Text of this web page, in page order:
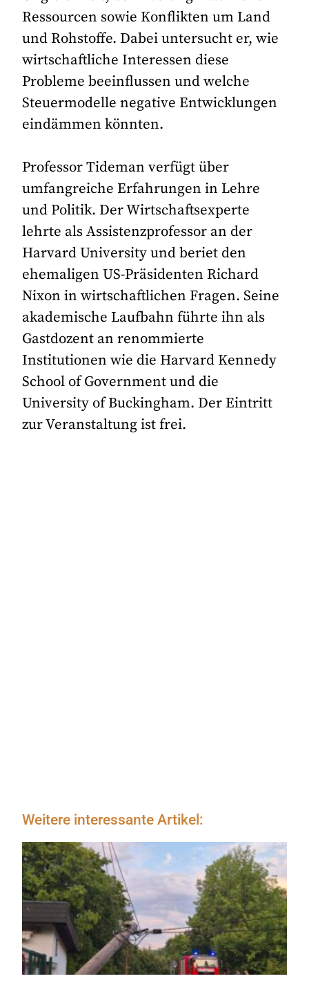
Ressourcen sowie Konflikten um Land
und Rohstoffe. Dabei untersucht er, wie
wirtschaftliche Interessen diese
Probleme beeinflussen und welche
Steuermodelle negative Entwicklungen
eindämmen könnten.
Professor Tideman verfügt über
umfangreiche Erfahrungen in Lehre
und Politik. Der Wirtschaftsexperte
lehrte als Assistenzprofessor an der
Harvard University und beriet den
ehemaligen US-Präsidenten Richard
Nixon in wirtschaftlichen Fragen. Seine
akademische Laufbahn führte ihn als
Gastdozent an renommierte
Institutionen wie die Harvard Kennedy
School of Government und die
University of Buckingham. Der Eintritt
zur Veranstaltung ist frei.
Weitere interessante Artikel: